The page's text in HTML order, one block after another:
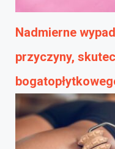
Nadmierne
przyczyny,